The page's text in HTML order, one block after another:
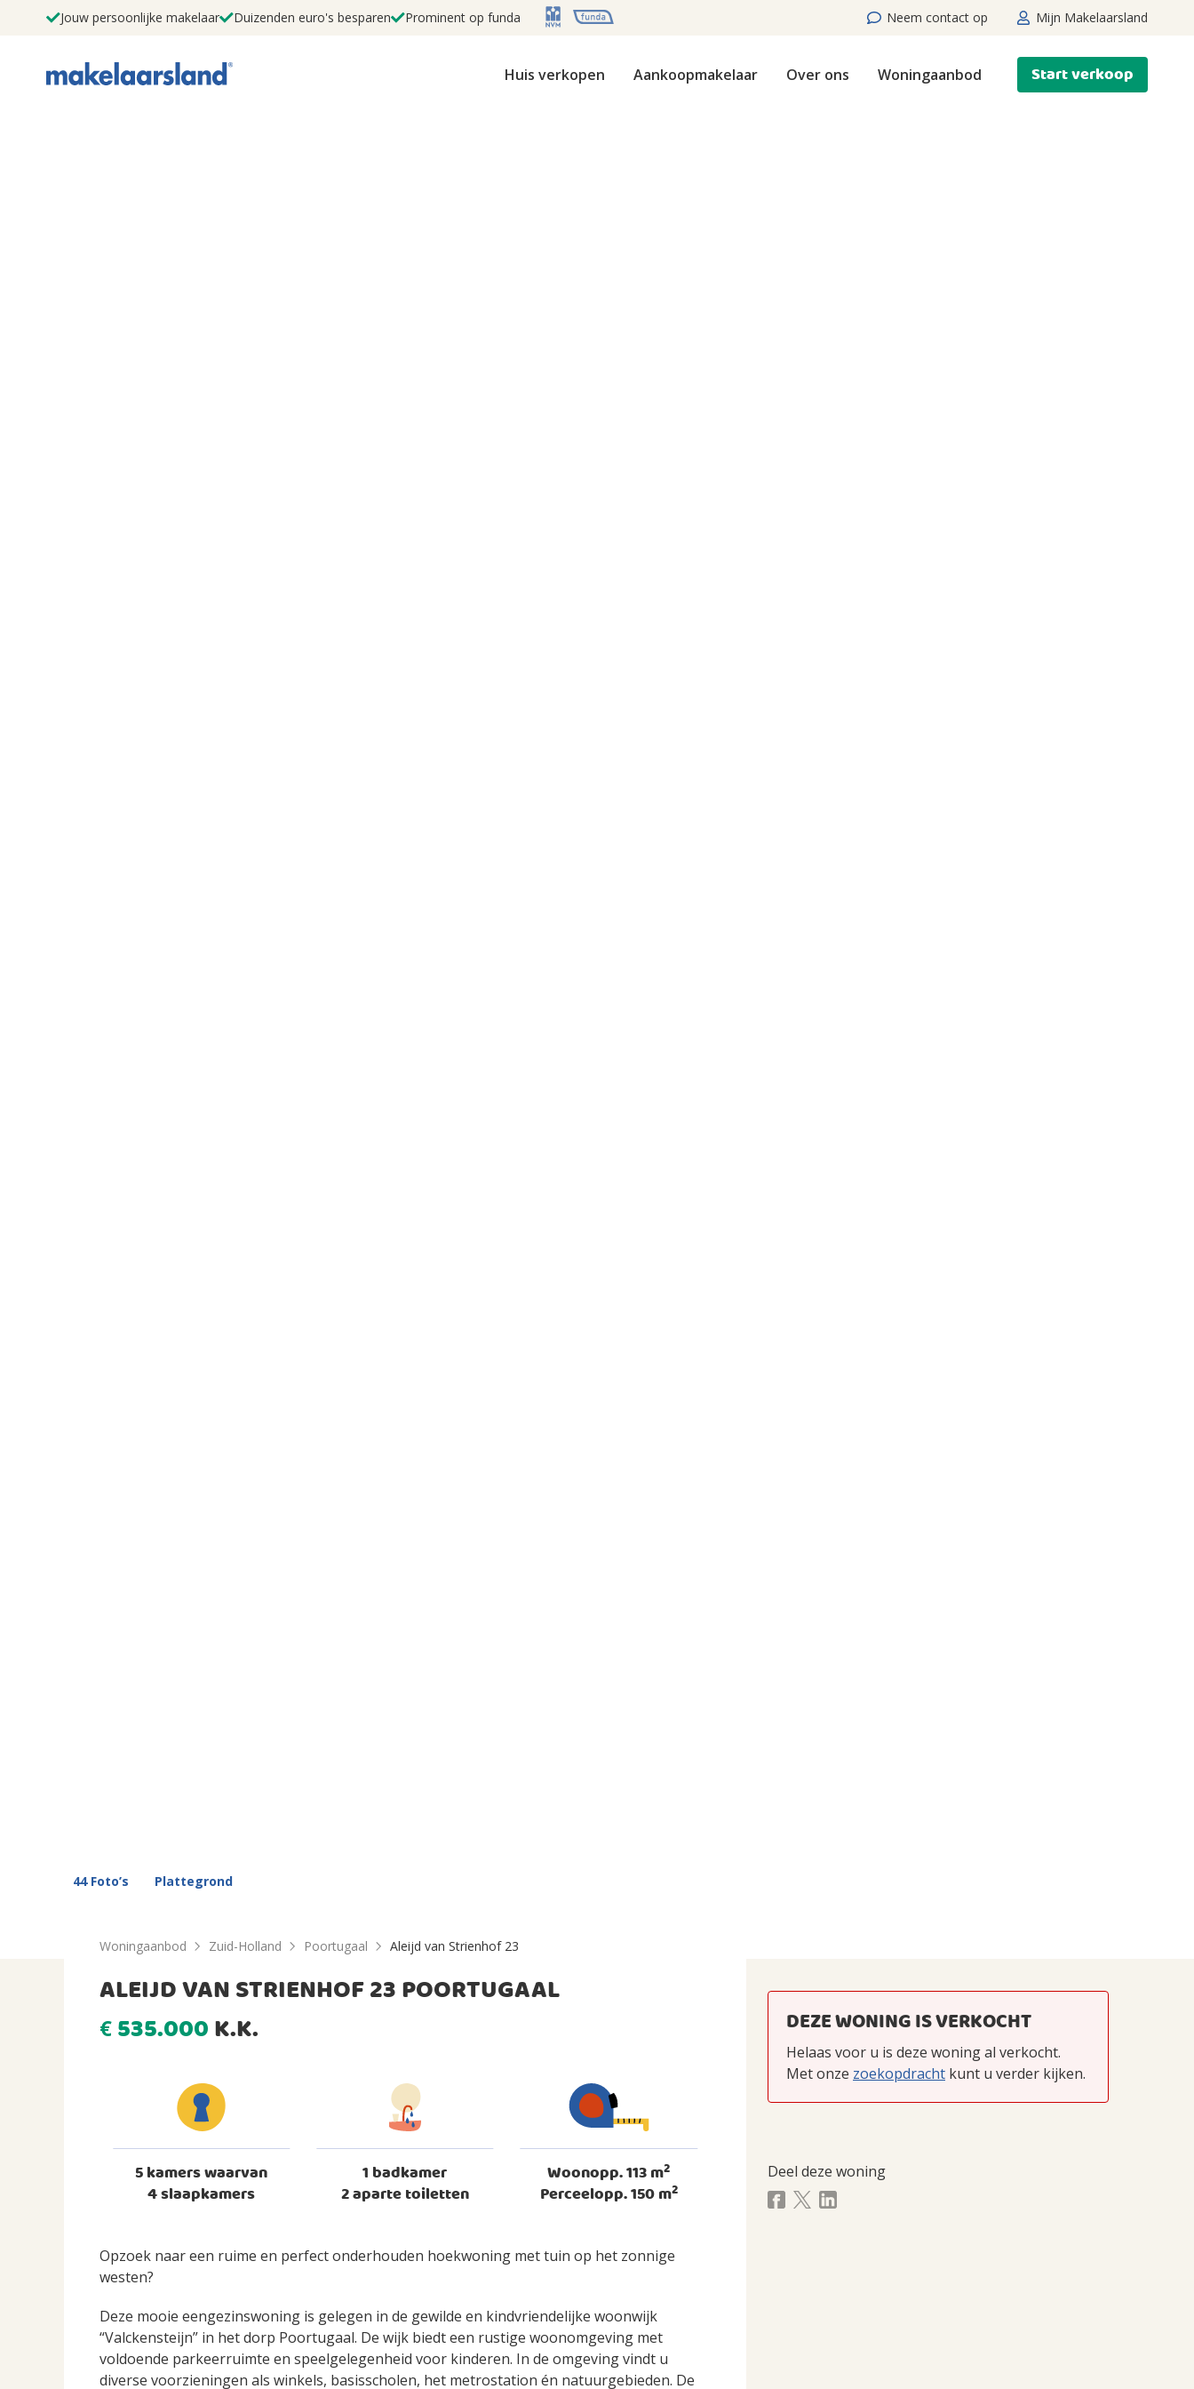
Jouw persoonlijke makelaar Duizenden euro's besparen Prominent op funda Neem contact op Mijn Makelaarsland
Huis verkopen Aankoopmakelaar Over ons Woningaanbod Start verkoop
44 Foto’s Plattegrond
Woningaanbod Zuid-Holland Poortugaal Aleijd van Strienhof 23
ALEIJD VAN STRIENHOF 23 POORTUGAAL
€ 535.000K.K.
5 kamers waarvan
4 slaapkamers
1 badkamer
2 aparte toiletten
Woonopp. 113 m2
Perceelopp. 150 m2
Opzoek naar een ruime en perfect onderhouden hoekwoning met tuin op het zonnige
westen?
Deze mooie eengezinswoning is gelegen in de gewilde en kindvriendelijke woonwijk
“Valckensteijn” in het dorp Poortugaal. De wijk biedt een rustige woonomgeving met
voldoende parkeerruimte en speelgelegenheid voor kinderen. In de omgeving vindt u
diverse voorzieningen als winkels, basisscholen, het metrostation én natuurgebieden. De
DEZE WONING IS VERKOCHT
Helaas voor u is deze woning al verkocht.
Met onze zoekopdracht kunt u verder kijken.
Deel deze woning